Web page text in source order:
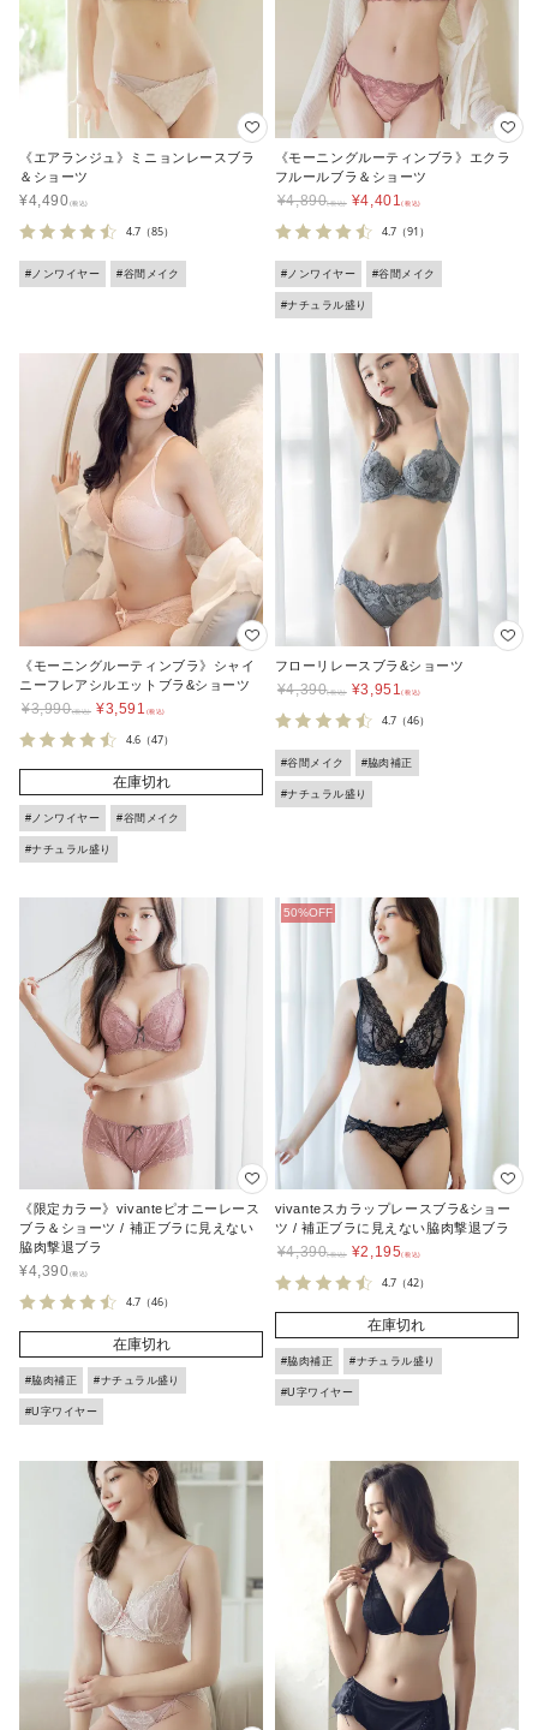
《エアランジュ》ミニョンレースブラ
＆ショーツ
¥4,490
4.7 （85）
#ノンワイヤー #谷間メイク
《モーニングルーティンブラ》エクラ
フルールブラ＆ショーツ
¥4,890 ¥4,401
4.7（91）
#ノンワイヤー #谷間メイク
#ナチュラル盛り
《モーニングルーティンブラ》シャイ
ニーフレアシルエットブラ&ショーツ
¥3,990 ¥3,591
4.6 （47）
在庫切れ
#ノンワイヤー #谷間メイク
#ナチュラル盛り
フローリレースブラ&ショーツ
¥4,390 ¥3,951
4.7（46）
#谷間メイク #脇肉補正
#ナチュラル盛り
《限定カラー》vivanteピオニーレース
ブラ＆ショーツ / 補正ブラに見えない
脇肉撃退ブラ
¥4,390
4.7 （46）
在庫切れ
#脇肉補正 #ナチュラル盛り
#U字ワイヤー
vivanteスカラップレースブラ&ショー
ツ / 補正ブラに見えない脇肉撃退ブラ
¥4,390 ¥2,195
4.7（42）
在庫切れ
#脇肉補正 #ナチュラル盛り
#U字ワイヤー